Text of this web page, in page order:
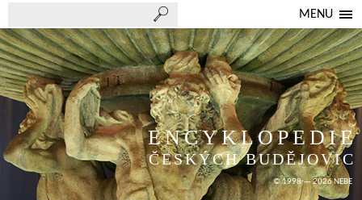
MENU
ENCYKLOPEDIE
ČESKÝCH BUDĚJOVIC
© 1998 — 2026 NEBE